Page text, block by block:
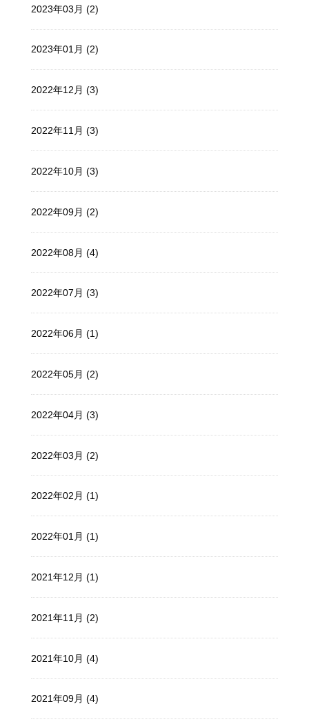
2023年03月 (2)
2023年01月 (2)
2022年12月 (3)
2022年11月 (3)
2022年10月 (3)
2022年09月 (2)
2022年08月 (4)
2022年07月 (3)
2022年06月 (1)
2022年05月 (2)
2022年04月 (3)
2022年03月 (2)
2022年02月 (1)
2022年01月 (1)
2021年12月 (1)
2021年11月 (2)
2021年10月 (4)
2021年09月 (4)